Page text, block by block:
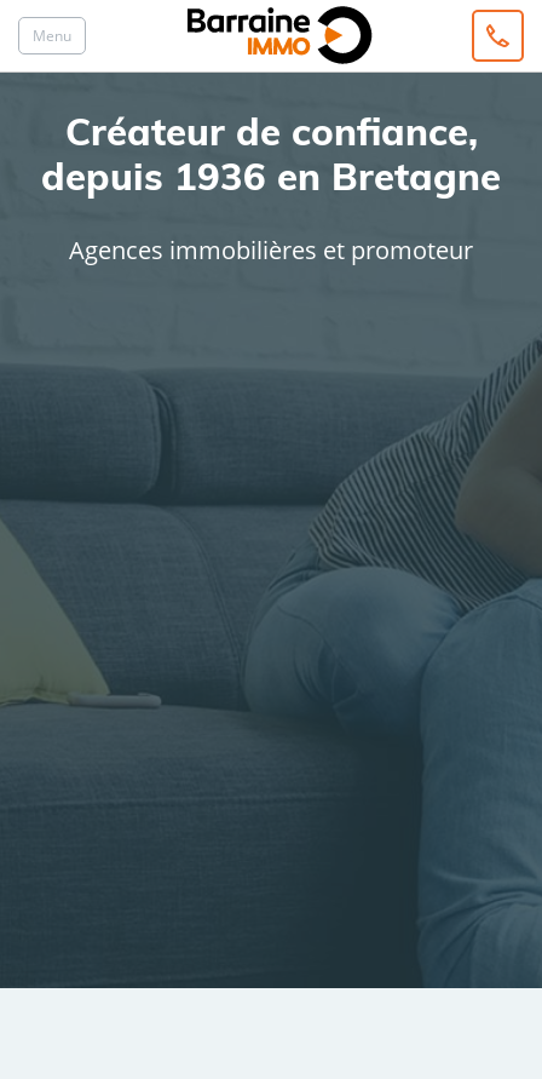
Menu
Créateur de confiance,
depuis 1936 en Bretagne
Agences immobilières et promoteur
Rayon